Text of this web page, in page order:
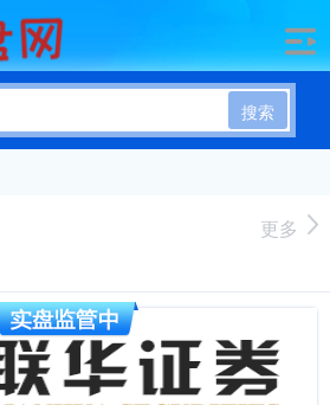
搜索
更多